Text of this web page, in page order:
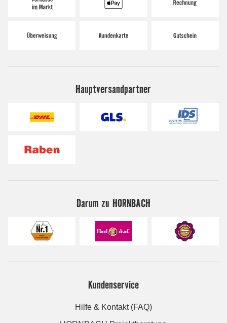
Hauptversandpartner
Darum zu HORNBACH
Kundenservice
Hilfe & Kontakt (FAQ)